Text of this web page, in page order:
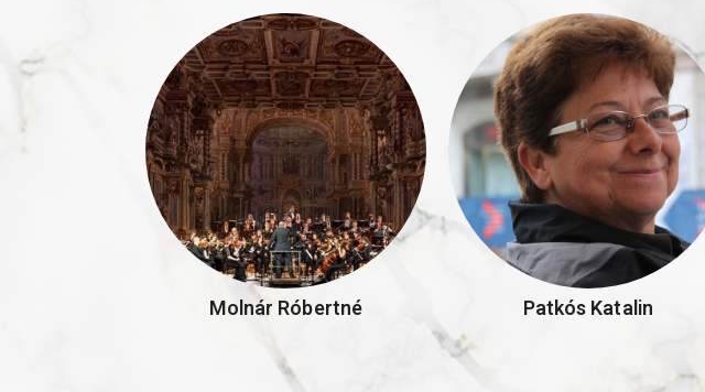
Molnár Róbertné Patkós Katalin